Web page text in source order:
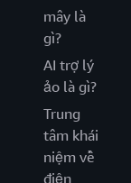
mây là
gì?
AI trợ lý
ảo là gì?
Trung
tâm khái
niệm về
điện